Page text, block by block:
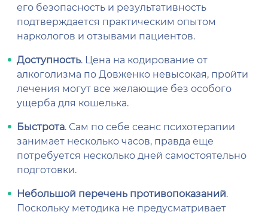
его безопасность и результативность
подтверждается практическим опытом
наркологов и отзывами пациентов.
Доступность. Цена на кодирование от
алкоголизма по Довженко невысокая, пройти
лечения могут все желающие без особого
ущерба для кошелька.
Быстрота. Сам по себе сеанс психотерапии
занимает несколько часов, правда еще
потребуется несколько дней самостоятельно
подготовки.
Небольшой перечень противопоказаний.
Поскольку методика не предусматривает